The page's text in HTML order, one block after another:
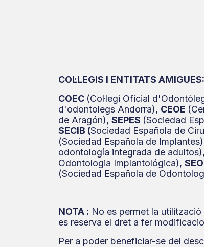
COL·LEGIS I ENTITATS AMIGUES:
COEC (Col·legi Oficial
d'odontolegs Andorra), CEOE
de Aragón), SEPES (Sociedad
SECIB (Sociedad Española de
(Sociedad Española de
odontología integrada de adultos),
Odontologia Implantológica),
(Sociedad Española de
NOTA : No es permet la
es reserva el dret a fer
Per a poder beneficiar-se del